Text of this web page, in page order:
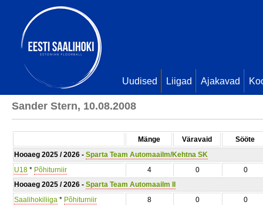
Uudised Liigad Ajakavad
Sander Stern, 10.08.2008
Mänge Väravaid
Sööte
Hooaeg 2025 / 2026 - Sparta Team Automaailm/Kehtna SK
U18 * Põhiturniir 4 0
0
Hooaeg 2025 / 2026 - Sparta Team Automaailm II
Saalihokiliiga * Põhiturniir 8 0
0